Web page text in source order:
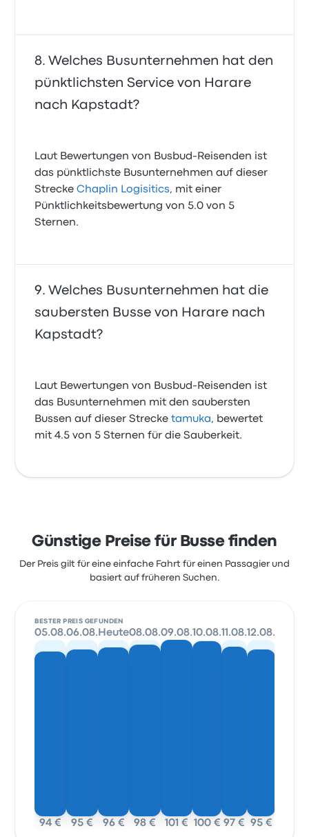
Welches Busunternehmen hat den
pünktlichsten Service von Harare
nach Kapstadt?
Laut Bewertungen von Busbud-Reisenden ist
das pünktlichste Busunternehmen auf dieser
StreckeChaplin Logisitics, mit einer
Pünktlichkeitsbewertung von 5.0 von 5
Sternen.
Welches Busunternehmen hat die
saubersten Busse von Harare nach
Kapstadt?
Laut Bewertungen von Busbud-Reisenden ist
das Busunternehmen mit den saubersten
Bussen auf dieser Strecketamuka, bewertet
mit 4.5 von 5 Sternen für die Sauberkeit.
Günstige Preise für Busse finden
Der Preis gilt für eine einfache Fahrt für einen Passagier und
basiert auf früheren Suchen.
BESTER PREIS GEFUNDEN
05.08.
94 €
06.08.
95 €
Heute
96 €
08.08.
98 €
09.08.
101 €
10.08.
100 €
11.08.
97 €
12.08.
95 €